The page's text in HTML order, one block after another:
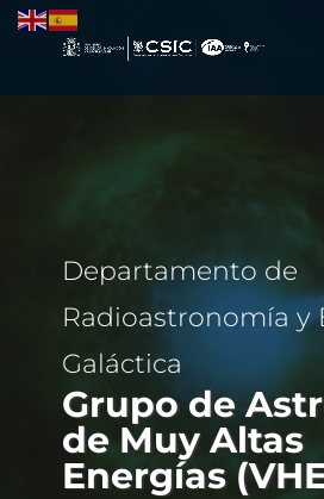
Departamento de
Radioastronomía y
Galáctica
Grupo de
de Muy Altas
Energías